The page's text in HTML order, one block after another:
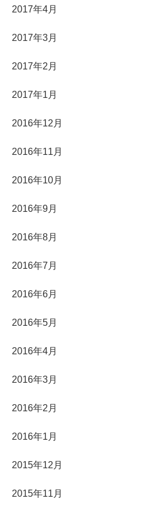
2017年4月
2017年3月
2017年2月
2017年1月
2016年12月
2016年11月
2016年10月
2016年9月
2016年8月
2016年7月
2016年6月
2016年5月
2016年4月
2016年3月
2016年2月
2016年1月
2015年12月
2015年11月